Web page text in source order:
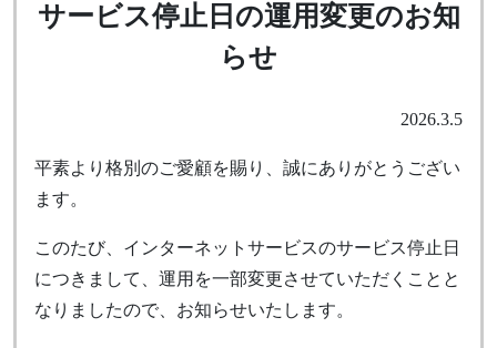
サービス停止日の運用変更のお知
らせ
2026.3.5
平素より格別のご愛顧を賜り、誠にありがとうござい
ます。
このたび、インターネットサービスのサービス停止日
につきまして、運用を一部変更させていただくことと
なりましたので、お知らせいたします。